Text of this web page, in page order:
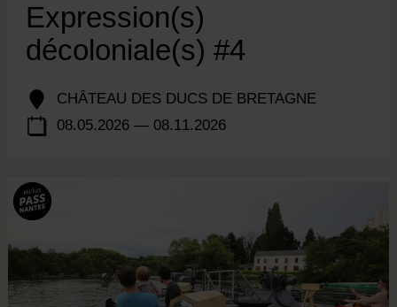
Expression(s)
décoloniale(s) #4
CHÂTEAU DES DUCS DE BRETAGNE
08.05.2026 — 08.11.2026